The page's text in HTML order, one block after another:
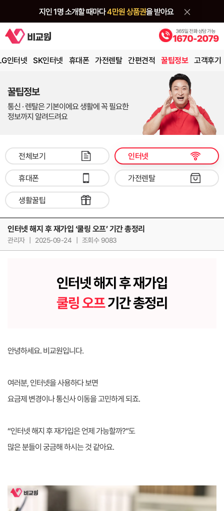
인터넷 SK인터넷 휴대폰 가전렌탈 간편견적 꿀팁정보 고객후기
꿀팁정보
통신 · 렌탈은 기본이에요 생활에 꼭 필요한
정보까지 알려드려요
전체보기 인터넷
휴대폰 가전렌탈
생활꿀팁
인터넷 해지 후 재가입 ‘쿨링 오프’ 기간 총정리
관리자 2025-09-24 조회수 9083
인터넷 해지 후 재가입
쿨링 오프기간 총정리
안녕하세요. 비교원입니다.
여러분, 인터넷을 사용하다 보면
요금제 변경이나 통신사 이동을 고민하게 되죠.
“인터넷 해지 후 재가입은 언제 가능할까?”도
많은 분들이 궁금해 하시는 것 같아요.